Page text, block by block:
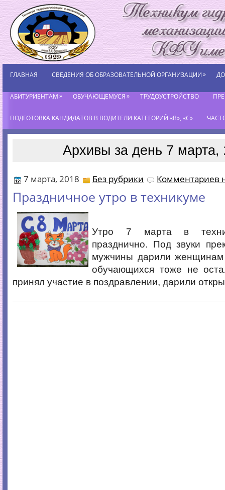
ГЛАВНАЯ СВЕДЕНИЯ ОБ ОБРАЗОВАТЕЛЬНОЙ ОРГАНИЗАЦИИ»
АБИТУРИЕНТАМ» ОБУЧАЮЩЕМУСЯ» ТРУДОУСТРОЙСТВО
ПОДГОТОВКА КАНДИДАТОВ В ВОДИТЕЛИ КАТЕГОРИЙ «В», «С»
Архивы за день 7 марта,
7 марта, 2018 Без рубрики Комментариев
Праздничное утро в техникуме
Утро 7 марта в
празднично. Под звуки
мужчины дарили
обучающихся тоже не
принял участие в поздравлении, дарили